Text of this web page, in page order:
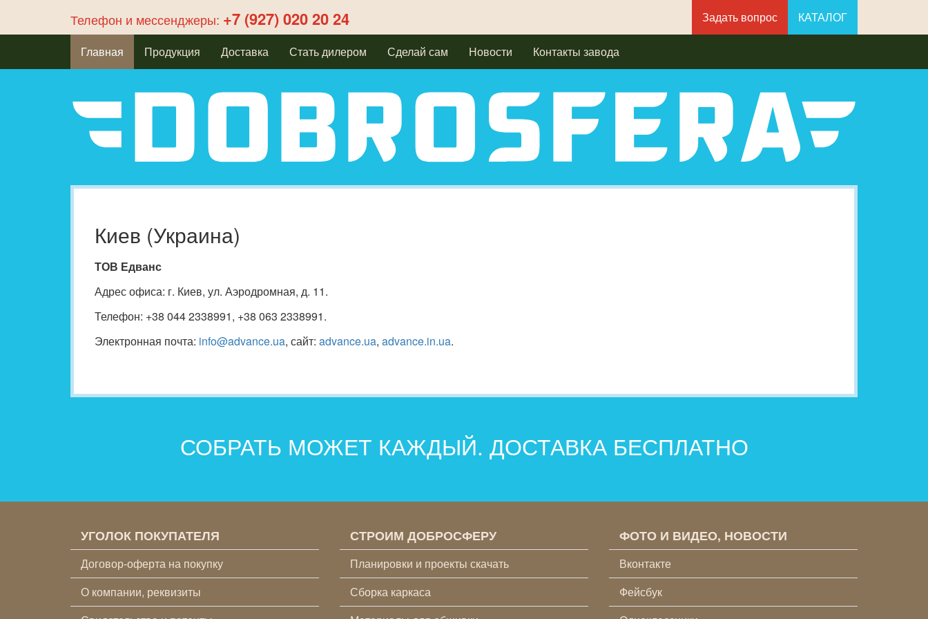
Телефон и мессенджеры: +7 (927) 020 20 24 Задать вопрос КАТАЛОГ
Главная Продукция Доставка Стать дилером Сделай сам Новости Контакты завода
Киев (Украина)
ТОВ Едванс
Адрес офиса: г. Киев, ул. Аэродромная, д. 11.
Телефон: +38 044 2338991, +38 063 2338991.
Электронная почта: info@advance.ua, сайт: advance.ua, advance.in.ua.
СОБРАТЬ МОЖЕТ КАЖДЫЙ. ДОСТАВКА БЕСПЛАТНО
УГОЛОК ПОКУПАТЕЛЯ
Договор-оферта на покупку
О компании, реквизиты
СТРОИМ ДОБРОСФЕРУ
Планировки и проекты скачать
Сборка каркаса
ФОТО И ВИДЕО, НОВОСТИ
Вконтакте
Фейсбук